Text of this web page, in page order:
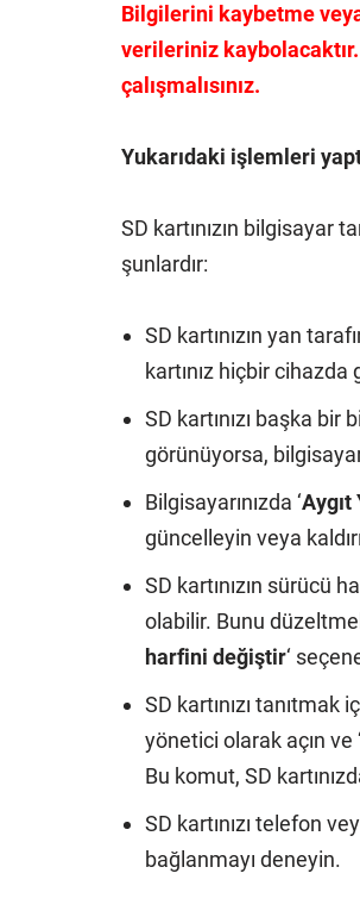
Bilgilerini kaybetme
verileriniz
çalışmalısınız.
Yukarıdaki işlemleri
SD kartınızın bilgisayar
şunlardır:
SD kartınızın yan
kartınız hiçbir cihazda
SD kartınızı başka
görünüyorsa,
Bilgisayarınızda ‘Aygıt
güncelleyin veya
SD kartınızın sürücü
olabilir. Bunu
harfini değiştir‘
SD kartınızı tanıtmak
yönetici olarak açın ve
Bu komut, SD
SD kartınızı telefon
bağlanmayı deneyin.